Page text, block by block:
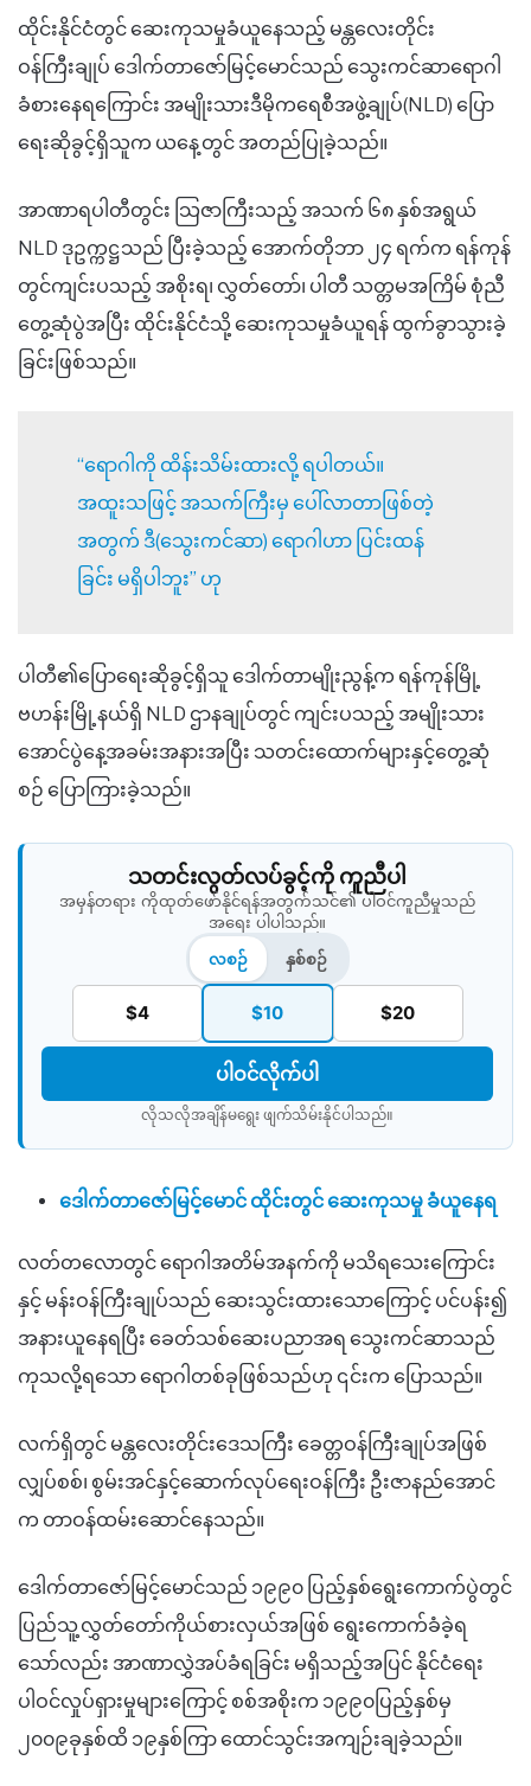
ထိုင်းနိုင်ငံတွင် ဆေးကုသမှုခံယူနေသည့် မန္တလေးတိုင်း
ဝန်ကြီးချုပ် ဒေါက်တာဇော်မြင့်မောင်သည် သွေးကင်ဆာရောဂါ
ခံစားနေရကြောင်း အမျိုးသားဒီမိုကရေစီအဖွဲ့ချုပ်(NLD) ပြော
ရေးဆိုခွင့်ရှိသူက ယနေ့တွင် အတည်ပြုခဲ့သည်။
အာဏာရပါတီတွင်း သြဇာကြီးသည့် အသက် ၆၈ နှစ်အရွယ်
NLD ဒုဥက္ကဋ္ဌသည် ပြီးခဲ့သည့် အောက်တိုဘာ ၂၄ ရက်က ရန်ကုန်
တွင်ကျင်းပသည့် အစိုးရ၊ လွှတ်တော်၊ ပါတီ သတ္တမအကြိမ် စုံညီ
တွေ့ဆုံပွဲအပြီး ထိုင်းနိုင်ငံသို့ ဆေးကုသမှုခံယူရန် ထွက်ခွာသွားခဲ့
ခြင်းဖြစ်သည်။
“ရောဂါကို ထိန်းသိမ်းထားလို့ ရပါတယ်။
အထူးသဖြင့် အသက်ကြီးမှ ပေါ်လာတာဖြစ်တဲ့
အတွက် ဒီ(သွေးကင်ဆာ) ရောဂါဟာ ပြင်းထန်
ခြင်း မရှိပါဘူး” ဟု
ပါတီ၏ပြောရေးဆိုခွင့်ရှိသူဒေါက်တာမျိုးညွန့်က ရန်ကုန်မြို့
ဗဟန်းမြို့နယ်ရှိ NLD ဌာနချုပ်တွင် ကျင်းပသည့် အမျိုးသား
အောင်ပွဲနေ့အခမ်းအနားအပြီး သတင်းထောက်များနှင့်တွေ့ဆုံ
စဉ် ပြောကြားခဲ့သည်။
သတင်းလွတ်လပ်ခွင့်ကို ကူညီပါ
အမှန်တရား ကိုထုတ်ဖော်နိုင်ရန်အတွက်သင်၏ ပါဝင်ကူညီမှုသည်
အရေး ပါပါသည်။
လစဉ်
နှစ်စဉ်
$4 $10 $20
ပါဝင်လိုက်ပါ
လိုသလိုအချိန်မရွေး ဖျက်သိမ်းနိုင်ပါသည်။​
ဒေါက်တာဇော်မြင့်မောင် ထိုင်းတွင် ဆေးကုသမှု ခံယူနေရ
လတ်တလောတွင် ရောဂါအတိမ်အနက်ကို မသိရသေးကြောင်း
နှင့် မန်းဝန်ကြီးချုပ်သည် ဆေးသွင်းထားသောကြောင့် ပင်ပန်း၍
အနားယူနေရပြီး ခေတ်သစ်ဆေးပညာအရ သွေးကင်ဆာသည်
ကုသလို့ရသောရောဂါတစ်ခုဖြစ်သည်ဟု ၎င်းက ပြောသည်။
လက်ရှိတွင် မန္တလေးတိုင်းဒေသကြီး ခေတ္တဝန်ကြီးချုပ်အဖြစ်
လျှပ်စစ်၊ စွမ်းအင်နှင့်ဆောက်လုပ်ရေးဝန်ကြီး ဦးဇာနည်အောင်
က တာဝန်ထမ်းဆောင်နေသည်။
ဒေါက်တာဇော်မြင့်မောင်သည် ၁၉၉၀ ပြည့်နှစ်ရွေးကောက်ပွဲတွင်
ပြည်သူ့လွှတ်တော်ကိုယ်စားလှယ်အဖြစ် ရွေးကောက်ခံခဲ့ရ
သော်လည်း အာဏာလွှဲအပ်ခံရခြင်း မရှိသည့်အပြင်နိုင်ငံရေး
ပါဝင်လှုပ်ရှားမှုများကြောင့် စစ်အစိုးက ၁၉၉၀ပြည့်နှစ်မှ
၂၀၀၉ခုနှစ်ထိ ၁၉နှစ်ကြာထောင်သွင်းအကျဉ်းချခဲ့သည်။